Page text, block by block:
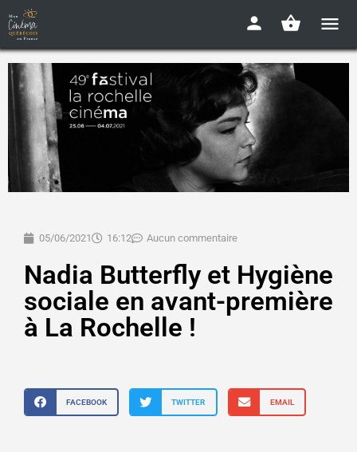
05/06/2021 16:12 Aucun commentaire
Nadia Butterfly et Hygiène
sociale en avant-première
à La Rochelle !
FACEBOOK TWITTER EMAIL